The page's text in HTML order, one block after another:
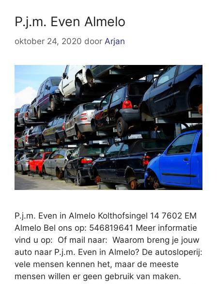
P.j.m. Even Almelo
oktober 24, 2020 door Arjan
P.j.m. Even in Almelo Kolthofsingel 14 7602 EM
Almelo Bel ons op: 546819641 Meer informatie
vind u op: Of mail naar: Waarom breng je jouw
auto naar P.j.m. Even in Almelo? De autosloperij:
vele mensen kennen het, maar de meeste
mensen willen er geen gebruik van maken.